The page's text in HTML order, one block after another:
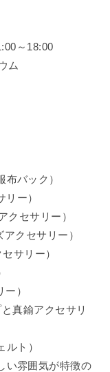
～18:00
ム
バック）
ー）
クセサリー）
クセサリー）
サリー）
）
真鍮アクセサリ
ト）
い雰囲気が特徴の